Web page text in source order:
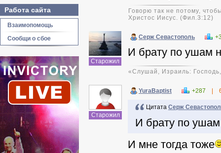
Работа сайта
Взаимопомощь
Сообщи о сбое
Говорю так не потому,
Христос Иисус. (Фил.3:12)
Старожил
Серж Севастополь
И брату по ушам
«Слушай, Израиль:
Старожил
YuraBaptist +287
Цитата Серж
И брату по ушам
И мне тогда тоже